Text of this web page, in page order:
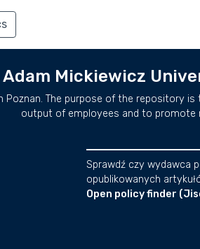
Adam Mickiewicz
The purpose of the repository
output of employees and to promote
Sprawdź czy wydawca
opublikowanych
Open policy finder